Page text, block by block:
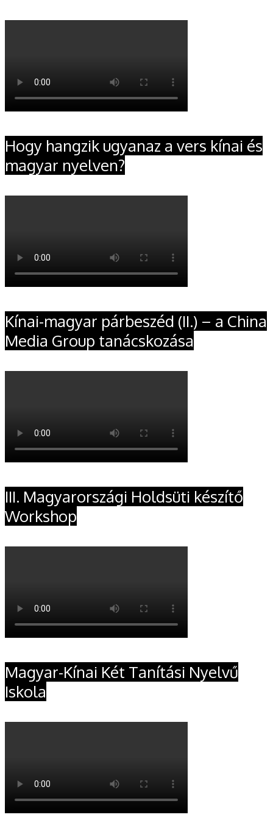
Hogy hangzik ugyanaz a vers kínai és
magyar nyelven?
Kínai-magyar párbeszéd (II.) – a China
Media Group tanácskozása
III. Magyarországi Holdsüti készítő
Workshop
Magyar-Kínai Két Tanítási Nyelvű
Iskola